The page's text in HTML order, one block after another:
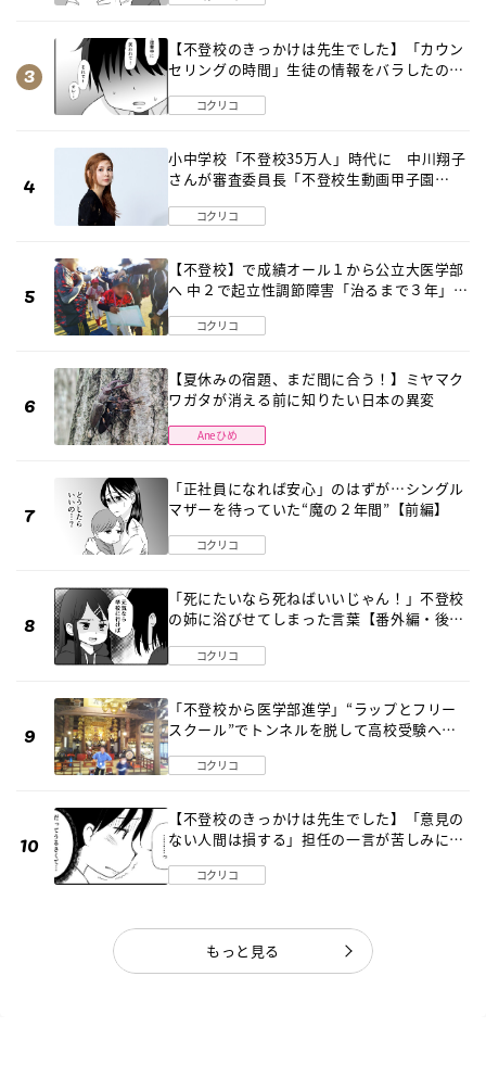
【不登校のきっかけは先生でした】「カウン
セリングの時間」生徒の情報をバラしたの
コクリコ
小中学校「不登校35万人」時代に 中川翔子
さんが審査委員長「不登校生動画甲子園
コクリコ
【不登校】で成績オール１から公立大医学部
へ 中２で起立性調節障害「治るまで３年」の
コクリコ
【夏休みの宿題、まだ間に合う！】ミヤマク
ワガタが消える前に知りたい日本の異変
Aneひめ
「正社員になれば安心」のはずが…シングル
マザーを待っていた“魔の２年間”【前編】
コクリコ
「死にたいなら死ねばいいじゃん！」不登校
の姉に浴びせてしまった言葉【番外編・後
コクリコ
「不登校から医学部進学」“ラップとフリー
スクール”でトンネルを脱して高校受験へ
コクリコ
【不登校のきっかけは先生でした】「意見の
ない人間は損する」担任の一言が苦しみに…
コクリコ
もっと見る